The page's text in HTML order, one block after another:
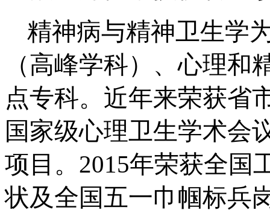
精神病与精神卫生学
（高峰学科）、心理
点专科。近年来荣获省
国家级心理卫生学术会
项目。2015年荣获全国
状及全国五一巾帼标兵